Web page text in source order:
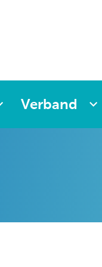
Verband